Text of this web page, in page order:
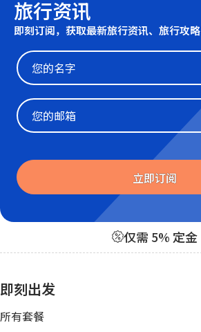
旅行资讯
即刻订阅，获取最新旅行资讯、旅行攻
立即订阅
仅需 5% 定金
即刻出发
所有套餐